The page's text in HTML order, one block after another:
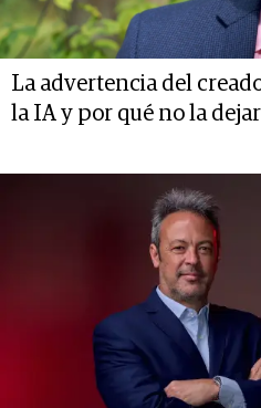
La advertencia del
la IA y por qué no la